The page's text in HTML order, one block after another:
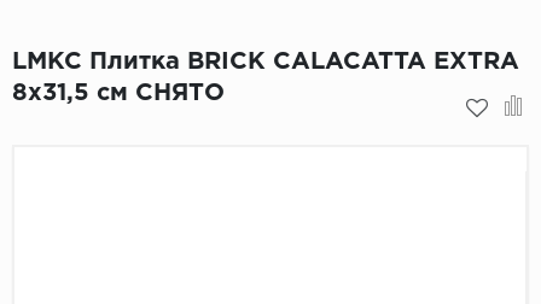
Керамогранит
LMKC Плитка BRICK CALACATTA EXTRA
8x31,5 см СНЯТО